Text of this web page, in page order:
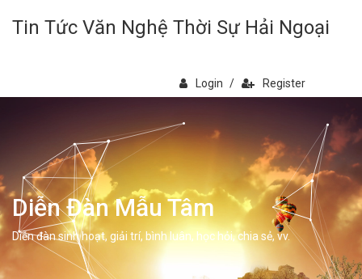
Tin Tức Văn Nghệ Thời Sự Hải Ngoại
Login / Register
Diễn Đàn Mẫu Tâm
Diễn đàn sinh hoạt, giải trí, bình luân, học hỏi, chia sẻ, vv.